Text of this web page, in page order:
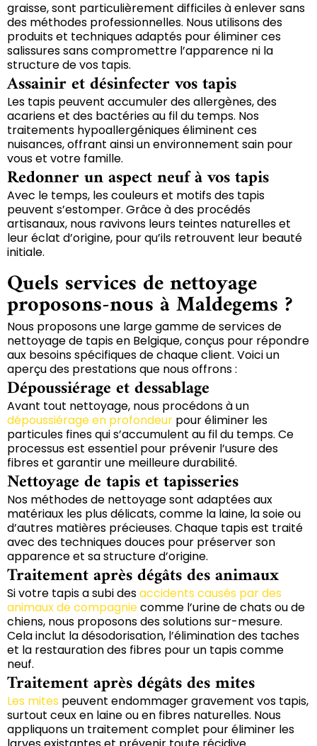
graisse, sont particulièrement difficiles à enlever sans
des méthodes professionnelles. Nous utilisons des
produits et techniques adaptés pour éliminer ces
salissures sans compromettre l’apparence ni la
structure de vos tapis.
Assainir et désinfecter vos tapis
Les tapis peuvent accumuler des allergènes, des
acariens et des bactéries au fil du temps. Nos
traitements hypoallergéniques éliminent ces
nuisances, offrant ainsi un environnement sain pour
vous et votre famille.
Redonner un aspect neuf à vos tapis
Avec le temps, les couleurs et motifs des tapis
peuvent s’estomper. Grâce à des procédés
artisanaux, nous ravivons leurs teintes naturelles et
leur éclat d’origine, pour qu’ils retrouvent leur beauté
initiale.
Quels services de nettoyage
proposons-nous à Maldegems ?
Nous proposons une large gamme de services de
nettoyage de tapis en Belgique, conçus pour répondre
aux besoins spécifiques de chaque client. Voici un
aperçu des prestations que nous offrons :
Dépoussiérage et dessablage
Avant tout nettoyage, nous procédons à un
dépoussiérage en profondeur pour éliminer les
particules fines qui s’accumulent au fil du temps. Ce
processus est essentiel pour prévenir l’usure des
fibres et garantir une meilleure durabilité.
Nettoyage de tapis et tapisseries
Nos méthodes de nettoyage sont adaptées aux
matériaux les plus délicats, comme la laine, la soie ou
d’autres matières précieuses. Chaque tapis est traité
avec des techniques douces pour préserver son
apparence et sa structure d’origine.
Traitement après dégâts des animaux
Si votre tapis a subi desaccidents causés par des
animaux de compagniecomme l’urine de chats ou de
chiens, nous proposons des solutions sur-mesure.
Cela inclut la désodorisation, l’élimination des taches
et la restauration des fibres pour un tapis comme
neuf.
Traitement après dégâts des mites
Les mites peuvent endommager gravement vos tapis,
surtout ceux en laine ou en fibres naturelles. Nous
appliquons un traitement complet pour éliminer les